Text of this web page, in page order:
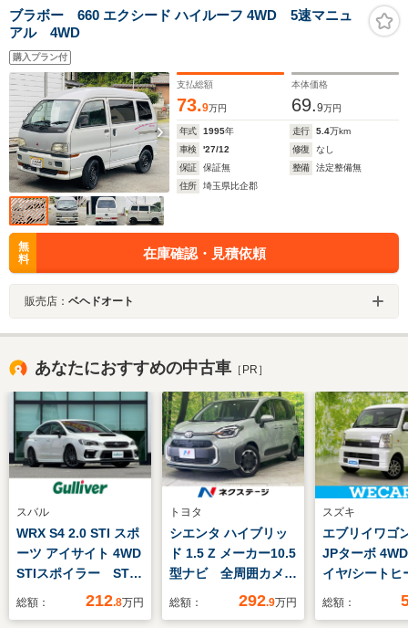
ブラボー 660 エクシード ハイルーフ 4WD 5速マニュ
アル 4WD
購入プラン付
支払総額
73.9万円
本体価格
69.9万円
年式 1995年 走行 5.4万km
車検
'27/12 修復
なし
保証
保証無 整備
法定整備無
住所
埼玉県比企郡
無
料
在庫確認・見積依頼
販売店： ベヘドオート
あなたにおすすめの中古車 ［PR］
スバル
WRX S4 2.0 STI スポ
ーツ アイサイト 4WD
STIスポイラー STI
タワーバー ビルシュ
総額： 212.8万円
トヨタ
シエンタ ハイブリッ
ド 1.5 Z メーカー10.5
型ナビ 全周囲カメ
ラ 両側電動ドア
総額： 292.9万円
スズキ
エブリイワゴ
JPターボ
イヤ/シートヒ
ー/EBD付
総額：